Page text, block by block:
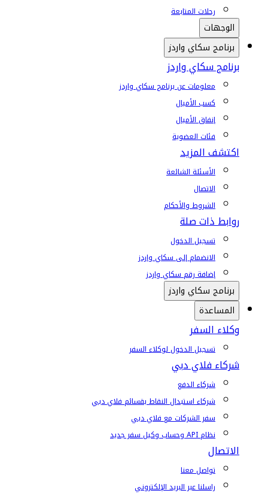
رحلات المتابعة
الوجهات
برنامج سكاي واردز
برنامج سكاي واردز
معلومات عن برنامج سكاي واردز
كسب الأميال
إنفاق الأميال
فئات العضوية
اكتشف المزيد
الأسئلة الشائعة
الاتصال
الشروط والأحكام
روابط ذات صلة
تسجيل الدخول
الانضمام إلى سكاي واردز
إضافة رقم سكاي واردز
برنامج سكاي واردز
المساعدة
وكلاء السفر
تسجيل الدخول لوكلاء السفر
شركاء فلاي دبي
شركاء الدفع
شركاء استبدال النقاط بقسائم فلاي دبي
سفر الشركات مع فلاي دبي
نظام API وحساب وكيل سفر جديد
الاتصال
تواصل معنا
راسلنا عبر البريد الإلكتروني